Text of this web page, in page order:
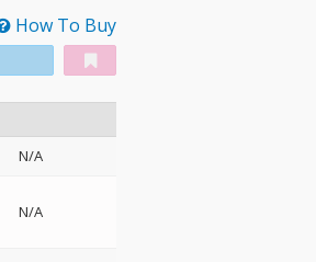
How To Buy
N/A
N/A